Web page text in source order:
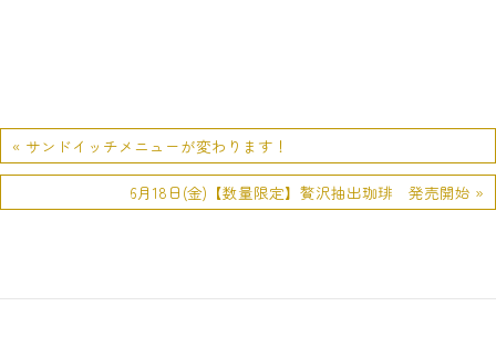
« サンドイッチメニューが変わります！
6月18日(金)【数量限定】贅沢抽出珈琲 発売開始 »